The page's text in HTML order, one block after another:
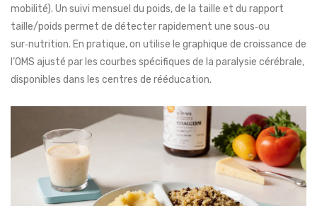
mobilité). Un suivi mensuel du poids, de la taille et du rapport
taille/poids permet de détecter rapidement une sous‑ou
sur‑nutrition. En pratique, on utilise le graphique de croissance de
l’OMS ajusté par les courbes spécifiques de la paralysie cérébrale,
disponibles dans les centres de rééducation.